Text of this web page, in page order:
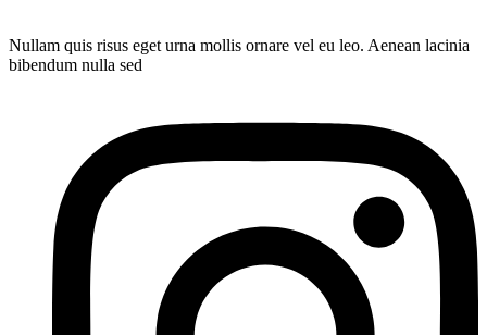
Nullam quis risus eget urna mollis ornare vel eu leo. Aenean lacinia
bibendum nulla sed